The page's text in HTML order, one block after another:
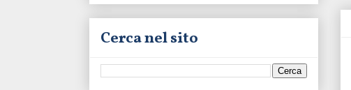
Cerca nel sito